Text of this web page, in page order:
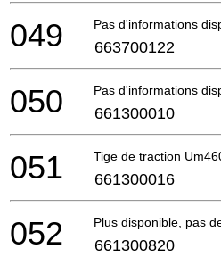
Pas d'informations
049 663700122
Pas d'informations
050 661300010
Tige de traction
051 661300016
Plus disponible, pas
052 661300820